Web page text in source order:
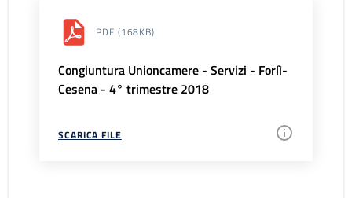
PDF (168KB)
Congiuntura Unioncamere - Servizi - Forlì-
Cesena - 4° trimestre 2018
SCARICA FILE